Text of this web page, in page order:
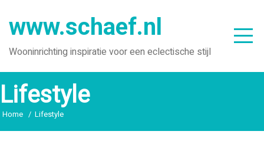
naar
inhoud
www.schaef.nl
Wooninrichting inspiratie voor een eclectische stijl
Lifestyle
Home Lifestyle